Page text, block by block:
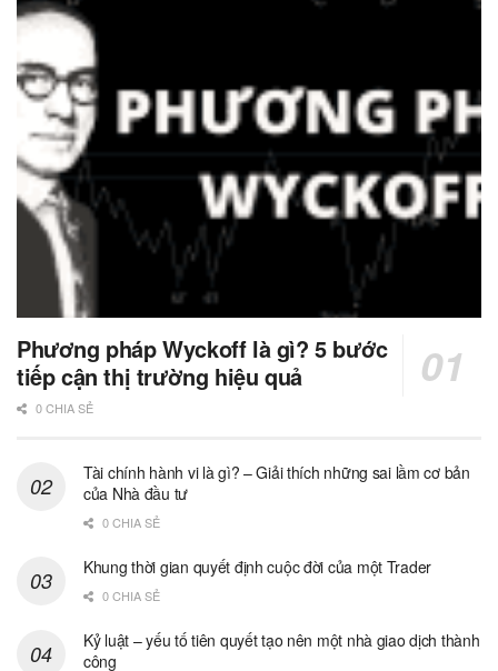
Phương pháp Wyckoff là gì? 5 bước
tiếp cận thị trường hiệu quả
0 CHIA SẺ
Tài chính hành vi là gì? – Giải thích những sai lầm cơ bản
của Nhà đầu tư
0 CHIA SẺ
Khung thời gian quyết định cuộc đời của một Trader
0 CHIA SẺ
Kỷ luật – yếu tố tiên quyết tạo nên một nhà giao dịch thành
công